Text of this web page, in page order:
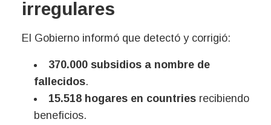
irregulares
El Gobierno informó que detectó y corrigió:
370.000 subsidios a nombre de
fallecidos.
15.518 hogares en countries recibiendo
beneficios.